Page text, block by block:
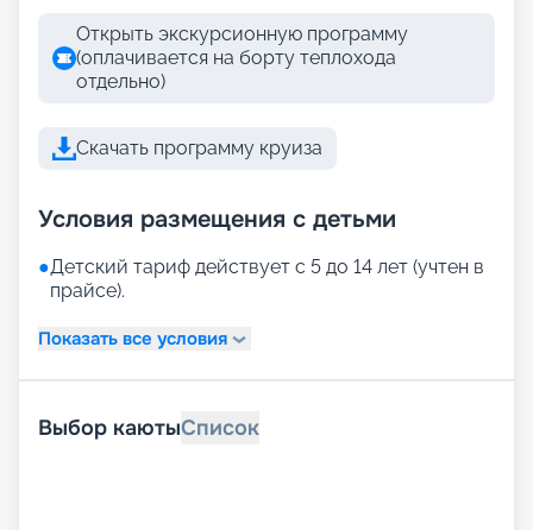
Открыть экскурсионную программу
(оплачивается на борту теплохода
отдельно)
Скачать программу круиза
Условия размещения с детьми
●Детский тариф действует с 5 до 14 лет (учтен в
прайсе).
Показать все условия
Выбор каютыСписок